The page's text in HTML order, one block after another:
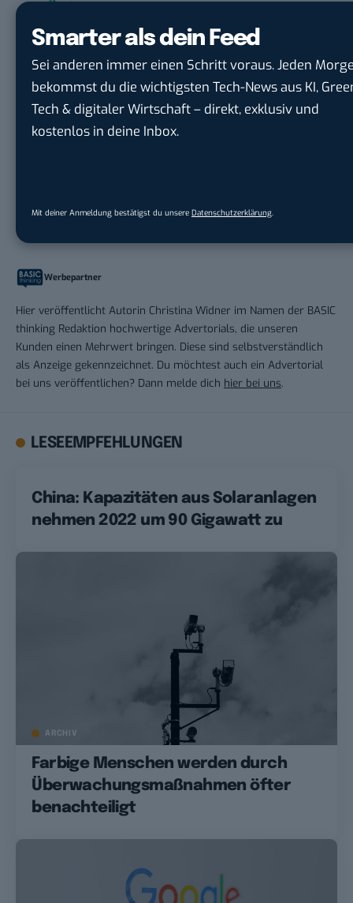
Smarter als dein Feed
Sei anderen immer einen Schritt voraus. Jeden
bekommst du die wichtigsten Tech-News aus KI,
Tech & digitaler Wirtschaft – direkt, exklusiv und
kostenlos in deine Inbox.
Mit deiner Anmeldung bestätigst du unsere Datenschutzerklärung.
Wasserfac...
inBonn
(m/w/d)
Dr. Meyer & Meyer-Peteaux New Media
Compa...inRastede
Werbepartner
Hier veröffentlicht Autorin Christina Widner im Namen der BASIC
thinking Redaktion hochwertige Advertorials, die unseren
Kunden einen Mehrwert bringen. Diese sind selbstverständlich
als Anzeige gekennzeichnet. Du möchtest auch ein Advertorial
bei uns veröffentlichen? Dann melde dich hier bei uns.
LESEEMPFEHLUNGEN
China: Kapazitäten aus Solaranlagen
nehmen 2022 um 90 Gigawatt zu
ARCHIV
Farbige Menschen werden durch
Überwachungsmaßnahmen öfter
benachteiligt